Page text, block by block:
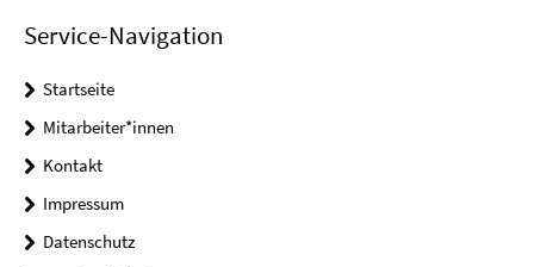
Service-Navigation
Startseite
Mitarbeiter*innen
Kontakt
Impressum
Datenschutz